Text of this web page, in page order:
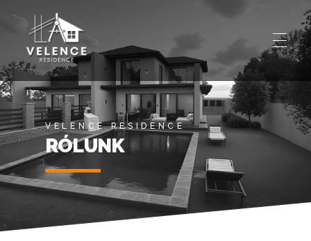
Eladó ház Velence, eladó ház
Eladó ház Velence, eladó ház
VELENCE RESIDENCE
RÓLUNK